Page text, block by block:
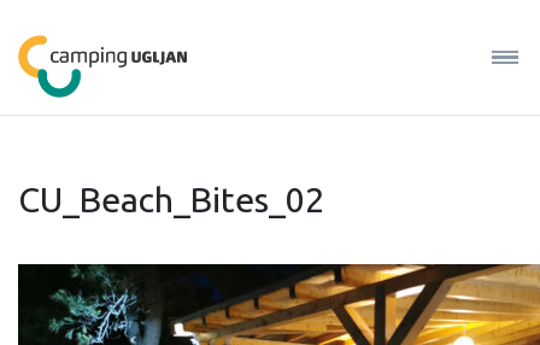
CU_Beach_Bites_02